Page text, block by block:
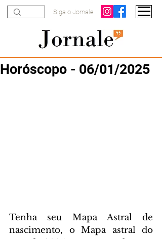
Siga o Jornale
Horóscopo - 06/01/2025
Tenha seu Mapa Astral de
nascimento, o Mapa astral do